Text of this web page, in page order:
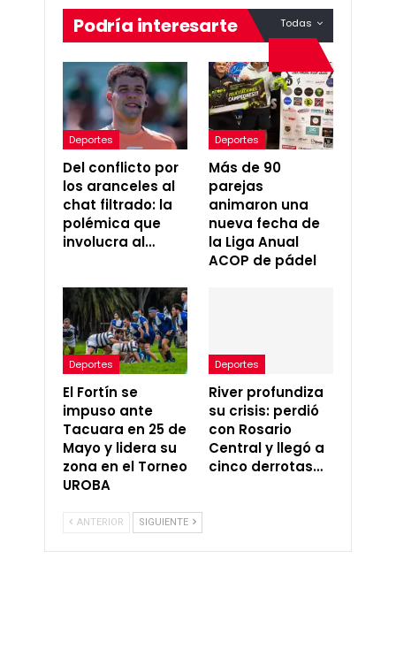
Todas
Podría interesarte
Deportes
Del conflicto por
los aranceles al
chat filtrado: la
polémica que
involucra al…
Deportes
Más de 90
parejas
animaron una
nueva fecha de
la Liga Anual
ACOP de pádel
Deportes
El Fortín se
impuso ante
Tacuara en 25 de
Mayo y lidera su
zona en el Torneo
UROBA
Deportes
River profundiza
su crisis: perdió
con Rosario
Central y llegó a
cinco derrotas…
ANTERIOR SIGUIENTE